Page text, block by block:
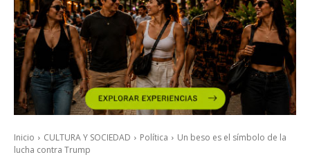
Inicio CULTURA Y SOCIEDAD Política
Un beso es el símbolo de la
lucha contra Trump